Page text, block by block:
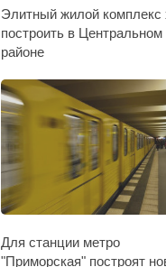
Элитный жилой комплекс
построить в Центральном
районе
Для станции метро
"Приморская" построят